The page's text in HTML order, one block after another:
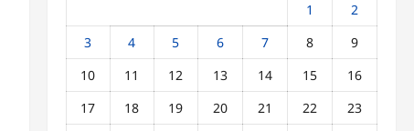
1
2
3
4 5 6 7 8
9
10
11 12 13 14 15
16
17
18 19 20 21 22
23